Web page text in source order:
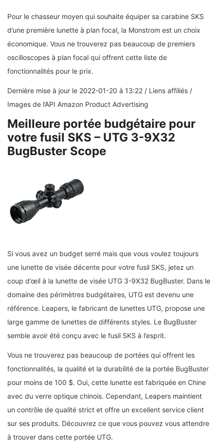
Pour le chasseur moyen qui souhaite équiper sa carabine SKS
d’une première lunette à plan focal, la Monstrom est un choix
économique. Vous ne trouverez pas beaucoup de premiers
oscilloscopes à plan focal qui offrent cette liste de
fonctionnalités pour le prix.
Dernière mise à jour le 2022-01-20 à 13:22 / Liens affiliés /
Images de l’API Amazon Product Advertising
Meilleure portée budgétaire pour
votre fusil SKS – UTG 3-9X32
BugBuster Scope
Si vous avez un budget serré mais que vous voulez toujours
une lunette de visée décente pour votre fusil SKS, jetez un
coup d’œil à la lunette de visée UTG 3-9X32 BugBuster. Dans le
domaine des périmètres budgétaires, UTG est devenu une
référence. Leapers, le fabricant de lunettes UTG, propose une
large gamme de lunettes de différents styles. Le BugBuster
semble avoir été conçu avec le fusil SKS à l’esprit.
Vous ne trouverez pas beaucoup de portées qui offrent les
fonctionnalités, la qualité et la durabilité de la portée BugBuster
pour moins de 100 $. Oui, cette lunette est fabriquée en Chine
avec du verre optique chinois. Cependant, Leapers maintient
un contrôle de qualité strict et offre un excellent service client
sur ses produits. Découvrez ce que vous pouvez vous attendre
à trouver dans cette portée UTG.